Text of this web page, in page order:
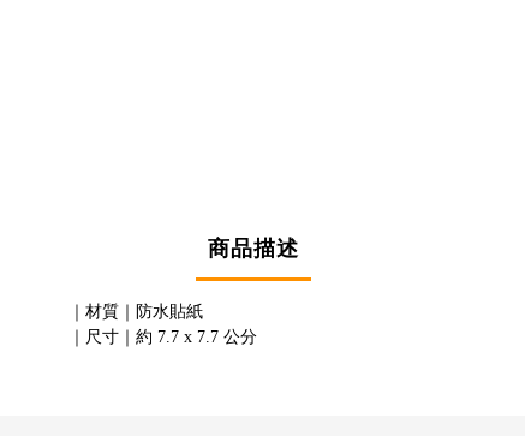
商品描述
｜材質｜防水貼紙
｜尺寸｜約 7.7 x 7.7 公分